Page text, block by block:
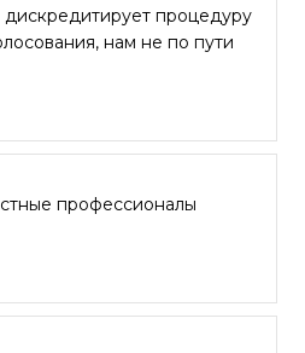
процедуру
нам не по пути
профессионалы